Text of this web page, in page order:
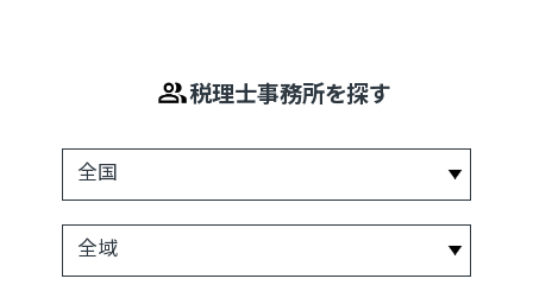
税理士事務所を探す